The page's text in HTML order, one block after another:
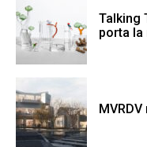
Talking
porta la